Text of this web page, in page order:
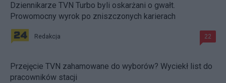
Dziennikarze TVN Turbo byli oskarżani o gwałt.
Prowomocny wyrok po zniszczonych karierach
Redakcja 22
Przejęcie TVN zahamowane do wyborów? Wyciekł list do
pracowników stacji